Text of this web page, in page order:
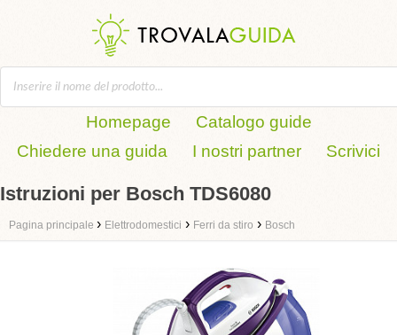
Homepage
Catalogo guide
Chiedere una guida
I nostri partner Scrivici
Istruzioni per Bosch TDS6080
Pagina principale › Elettrodomestici › Ferri da stiro › Bosch